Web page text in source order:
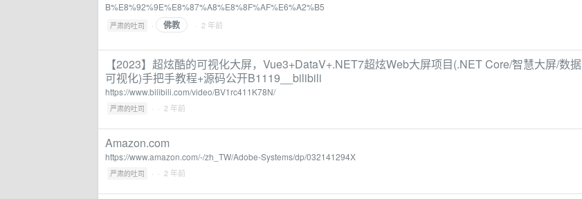
B%E8%92%9E%E8%87%A8%E8%8F%AF%E6%A2%B5
严肃的吐司 · 佛教 · 2 年前
【2023】超炫酷的可视化大屏，Vue3+DataV+.NET7超炫Web大屏项目(.NET Core/智慧大屏/数据
可视化)手把手教程+源码公开B1119__bilibili
https://www.bilibili.com/video/BV1rc411K78N/
严肃的吐司 · · 2 年前
Amazon.com
https://www.amazon.com/-/zh_TW/Adobe-Systems/dp/032141294X
严肃的吐司 · · 2 年前